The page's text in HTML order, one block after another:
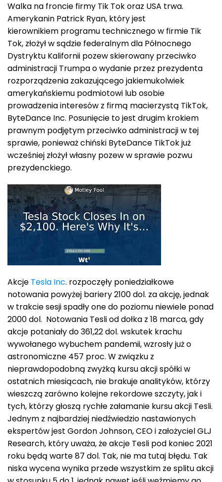
Walka na froncie firmy Tik Tok oraz USA trwa.
Amerykanin Patrick Ryan, który jest
kierownikiem programu technicznego w firmie Tik
Tok, złożył w sądzie federalnym dla Północnego
Dystryktu Kalifornii pozew skierowany przeciwko
administracji Trumpa o wydanie przez prezydenta
rozporządzenia zakazującego jakiemukolwiek
amerykańskiemu podmiotowi lub osobie
prowadzenia interesów z firmą macierzystą TikTok,
ByteDance Inc. Posunięcie to jest drugim krokiem
prawnym podjętym przeciwko administracji w tej
sprawie, ponieważ chiński ByteDance TikTok już
wcześniej złożył własny pozew w sprawie pozwu
prezydenckiego.
Akcje Tesla Inc. rozpoczęły poniedziałkowe
notowania powyżej bariery 2100 dol. za akcję, jednak
w trakcie sesji spadły one do poziomu niewiele ponad
2000 dol. Notowania Tesli od dołka z 18 marca, gdy
akcje potaniały do 361,22 dol. wskutek krachu
wywołanego wybuchem pandemii, wzrosły już o
astronomiczne 457 proc. W związku z
nieprawdopodobną zwyżką kursu akcji spółki w
ostatnich miesiącach, nie brakuje analityków, którzy
wieszczą zarówno kolejne rekordowe szczyty, jak i
tych, którzy głoszą rychłe załamanie kursu akcji Tesli.
Jednym z najbardziej niedźwiedzio nastawionych
ekspertów jest Gordon Johnson, CEO i założyciel GLJ
Research, który uważa, że akcje Tesli pod koniec 2021
roku będą warte 87 dol. Tak, nie ma tutaj błędu. Tak
niska wycena wynika przede wszystkim ze splitu akcji